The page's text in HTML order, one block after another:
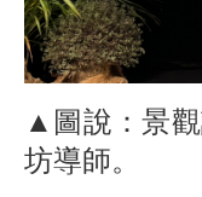
▲圖說：景
坊導師。